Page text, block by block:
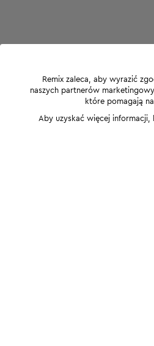
Remix zaleca, aby wyrazić
naszych partnerów
które pomagają
Aby uzyskać więcej